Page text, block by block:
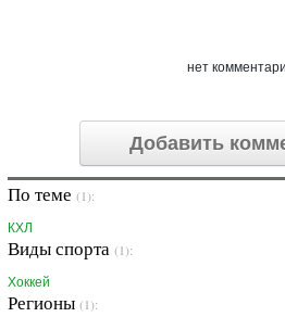
нет
Добавить
По теме (1):
КХЛ
Виды спорта (1):
Хоккей
Регионы (1):